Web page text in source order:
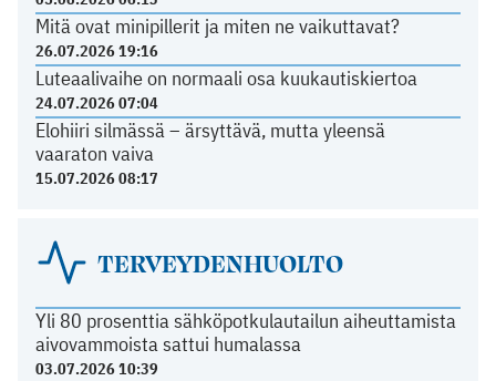
Mitä ovat minipillerit ja miten ne vaikuttavat?
26.07.2026 19:16
Luteaalivaihe on normaali osa kuukautiskiertoa
24.07.2026 07:04
Elohiiri silmässä – ärsyttävä, mutta yleensä
vaaraton vaiva
15.07.2026 08:17
TERVEYDENHUOLTO
Yli 80 prosenttia sähköpotkulautailun aiheuttamista
aivovammoista sattui humalassa
03.07.2026 10:39